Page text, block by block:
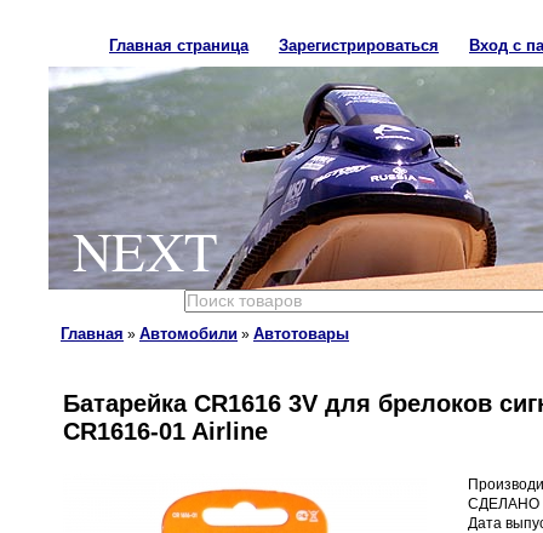
Главная страница Зарегистрироваться Вход с
NEXT
Главная » Автомобили » Автотовары
Батарейка CR1616 3V для брелоков
CR1616-01 Airline
СДЕЛАНО
Дата